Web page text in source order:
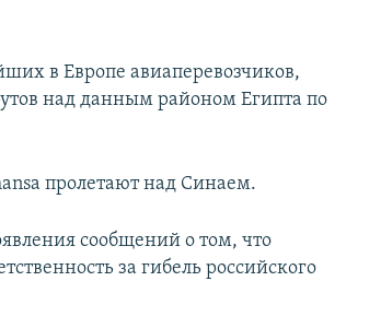
в Европе авиаперевозчиков,
над данным районом Египта по
пролетают над Синаем.
сообщений о том, что
за гибель российского